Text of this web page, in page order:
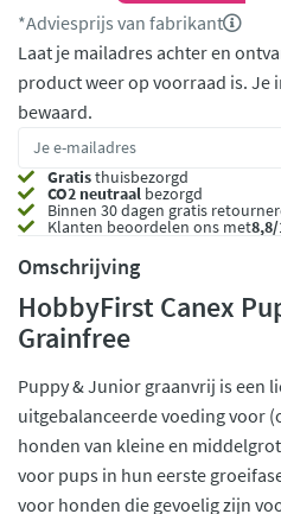
*Adviesprijs van fabrikant
Laat je mailadres achter en
product weer op voorraad is. Je
bewaard.
Gratisthuisbezorgd
CO2 neutraal bezorgd
Binnen 30 dagen gratis
Klanten beoordelen ons met
Omschrijving
HobbyFirst Canex
Grainfree
Puppy & Junior graanvrij is een
uitgebalanceerde voeding voor
honden van kleine en
voor pups in hun eerste
voor honden die gevoelig zijn